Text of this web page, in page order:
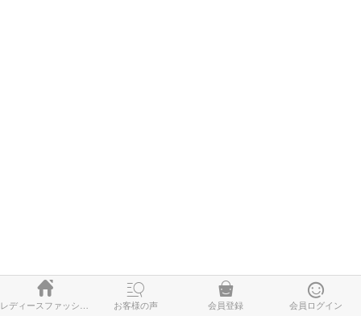
 
お客様の声

会員登録

会員ログイン